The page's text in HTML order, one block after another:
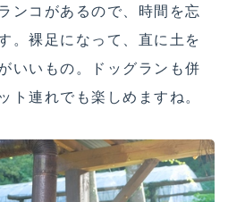
ンコがあるので、時間を忘
。裸足になって、直に土を
いいもの。ドッグランも併
ト連れでも楽しめますね。